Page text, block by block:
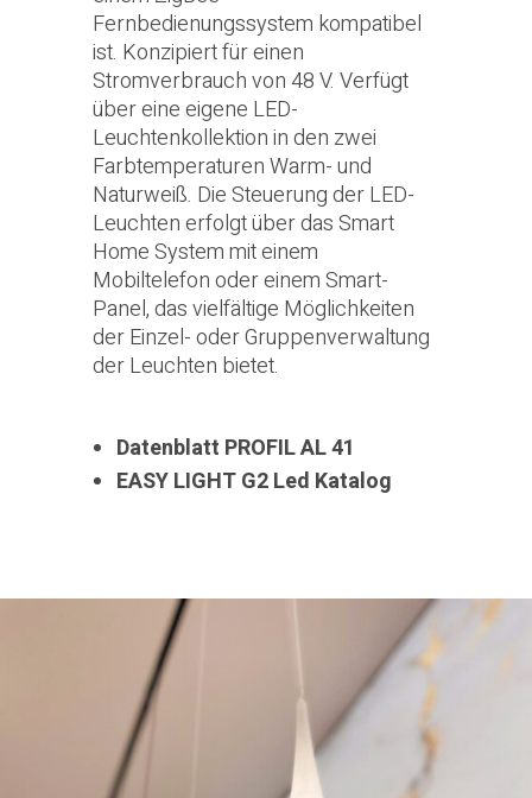
Fernbedienungssystem kompatibel
ist. Konzipiert für einen
Stromverbrauch von 48 V. Verfügt
über eine eigene LED-
Leuchtenkollektion in den zwei
Farbtemperaturen Warm- und
Naturweiß. Die Steuerung der LED-
Leuchten erfolgt über das Smart
Home System mit einem
Mobiltelefon oder einem Smart-
Panel, das vielfältige Möglichkeiten
der Einzel- oder Gruppenverwaltung
der Leuchten bietet.
Datenblatt PROFIL AL 41
EASY LIGHT G2 Led Katalog